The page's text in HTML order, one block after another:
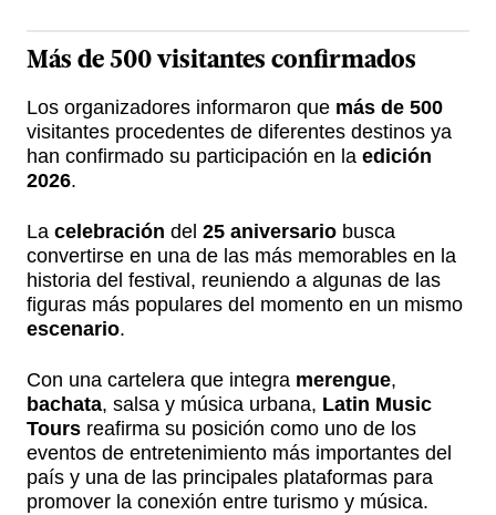
Más de 500 visitantes confirmados
Los organizadores informaron que más de 500
visitantes procedentes de diferentes destinos ya
han confirmado su participación en la edición
2026.
La celebración del 25 aniversario busca
convertirse en una de las más memorables en la
historia del festival, reuniendo a algunas de las
figuras más populares del momento en un mismo
escenario.
Con una cartelera que integra merengue,
bachata, salsa y música urbana, Latin Music
Tours reafirma su posición como uno de los
eventos de entretenimiento más importantes del
país y una de las principales plataformas para
promover la conexión entre turismo y música.